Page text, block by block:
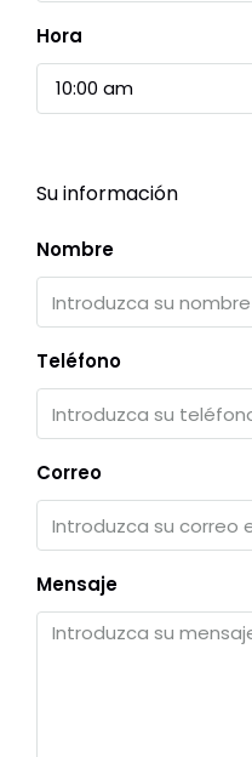
Hora
10:00 am
Su información
Nombre
Teléfono
Correo
Mensaje